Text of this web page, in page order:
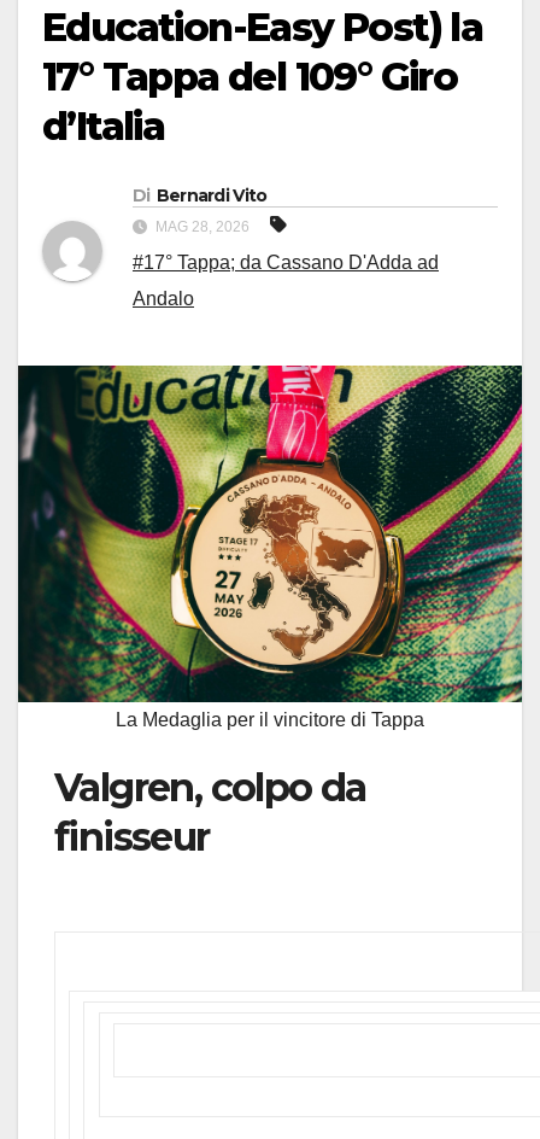
Education-Easy Post) la
17° Tappa del 109° Giro
d’Italia
Di Bernardi Vito
MAG 28, 2026
#17° Tappa; da Cassano D'Adda ad
Andalo
La Medaglia per il vincitore di Tappa
Valgren, colpo da
finisseur